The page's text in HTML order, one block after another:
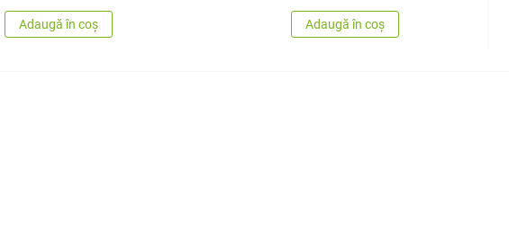
Adaugă în coș Adaugă în coș